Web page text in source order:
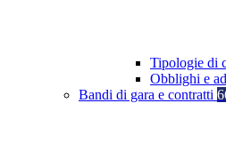
Tipologie di
Obblighi e
Bandi di gara e contratti